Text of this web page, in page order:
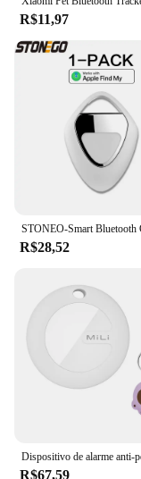
R$11,97
R$28,52
R$67,59